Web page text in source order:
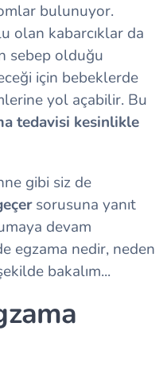
bulunuyor.
olan kabarcıklar da
sebep olduğu
için bebeklerde
yol açabilir. Bu
tedavisi kesinlikle
gibi siz de
sorusuna yanıt
devam
egzama nedir, neden
bakalım...